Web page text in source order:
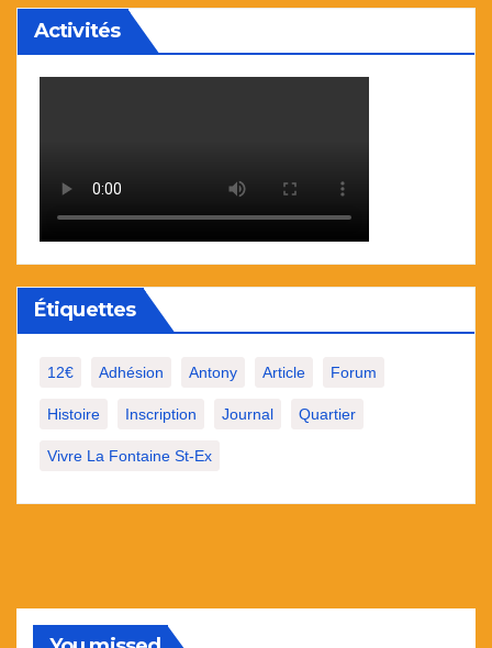
Activités
Étiquettes
12€ Adhésion Antony Article Forum
Histoire Inscription Journal Quartier
Vivre La Fontaine St-Ex